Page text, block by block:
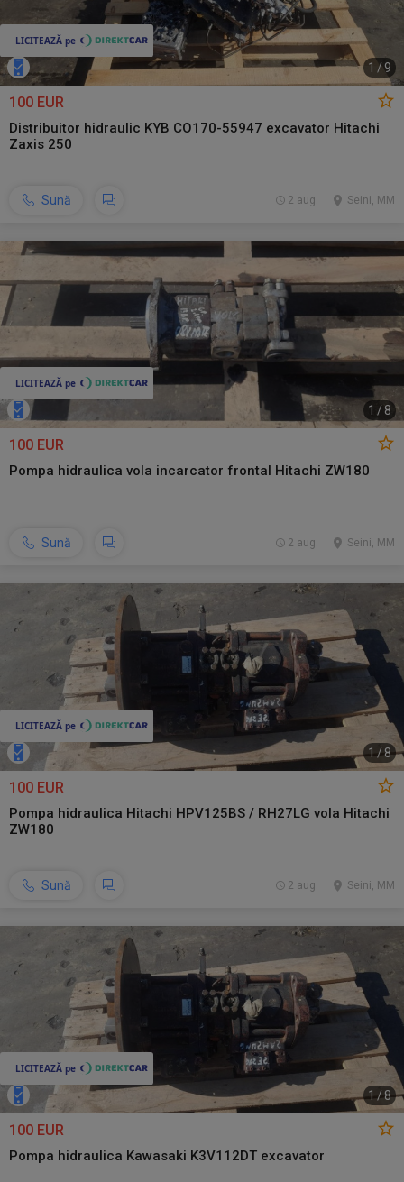
1 / 9
100 EUR
Distribuitor hidraulic KYB CO170-55947 excavator Hitachi
Zaxis 250
Sună Seini, MM
2 aug.
1 / 8
100 EUR
Pompa hidraulica vola incarcator frontal Hitachi ZW180
Sună Seini, MM
2 aug.
1 /8
100 EUR
Pompa hidraulica Hitachi HPV125BS / RH27LG vola Hitachi
ZW180
Sună Seini, MM
2 aug.
1 /8
100 EUR
Pompa hidraulica Kawasaki K3V112DT excavator